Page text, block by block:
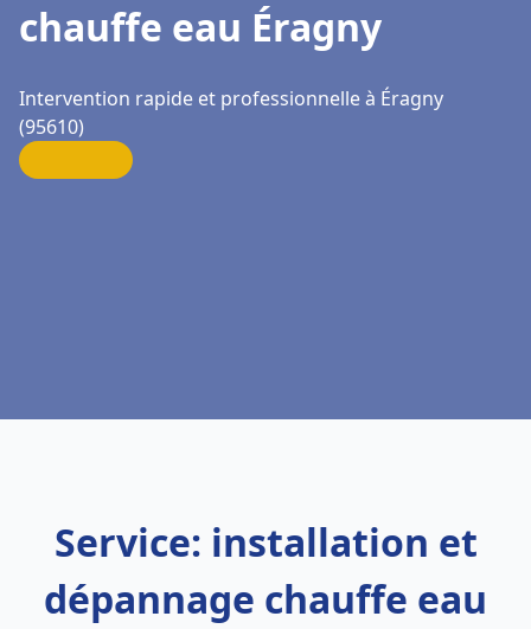
chauffe eau Éragny
Intervention rapide et professionnelle à Éragny
(95610)
Service: installation et
dépannage chauffe eau